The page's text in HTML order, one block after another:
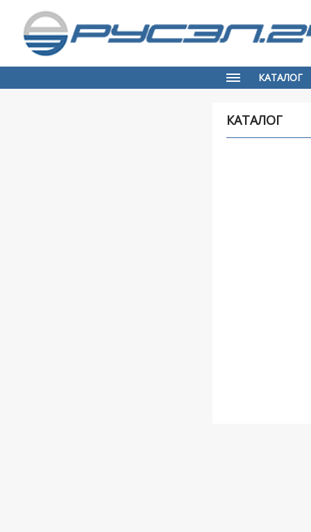
КАТАЛОГ
КАТАЛОГ